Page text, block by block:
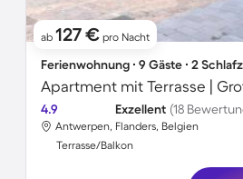
ab 127 € pro Nacht
Ferienwohnung ∙ 9 Gäste ∙ 2
4.9 Exzellent (18
Antwerpen, Flanders, Belgien
Terrasse/Balkon